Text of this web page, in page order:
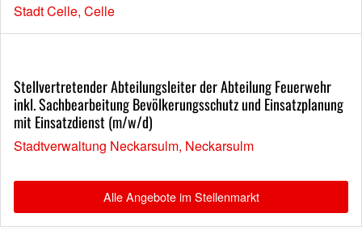
Stadt Celle, Celle
Stellvertretender Abteilungsleiter der Abteilung Feuerwehr
inkl. Sachbearbeitung Bevölkerungsschutz und Einsatzplanung
mit Einsatzdienst (m/w/d)
Stadtverwaltung Neckarsulm, Neckarsulm
Alle Angebote im Stellenmarkt